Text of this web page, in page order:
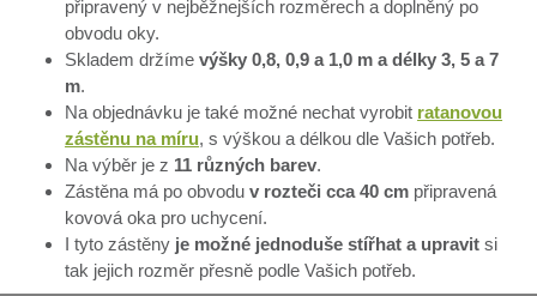
připravený v nejběžnejších rozměrech a doplněný po
obvodu oky.
Skladem držímevýšky 0,8, 0,9 a 1,0 m a délky 3, 5 a 7
m.
Na objednávku je také možné nechat vyrobit ratanovou
zástěnu na míru, s výškou a délkou dle Vašich potřeb.
Na výběr je z 11 různých barev.
Zástěna má po obvoduv rozteči cca 40 cm připravená
kovová oka pro uchycení.
I tyto zástěny je možné jednoduše stířhat a upravit si
tak jejich rozměr přesně podle Vašich potřeb.